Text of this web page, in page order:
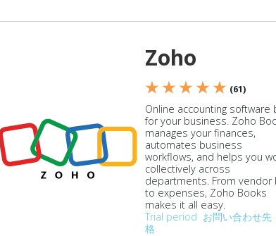
Zoho
★ ★ ★ ★ ★ (61)
Online accounting software
for your business. Zoho
manages your finances,
automates business
workflows, and helps you
collectively across
departments. From vendor
to expenses, Zoho Books
makes it all easy.
Trial period お問い合わせ先
格